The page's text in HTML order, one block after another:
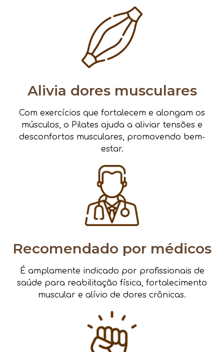
Alivia dores musculares
Com exercícios que fortalecem e alongam os
músculos, o Pilates ajuda a aliviar tensões e
desconfortos musculares, promovendo bem-
estar.
Recomendado por médicos
É amplamente indicado por profissionais de
saúde para reabilitação física, fortalecimento
muscular e alívio de dores crônicas.